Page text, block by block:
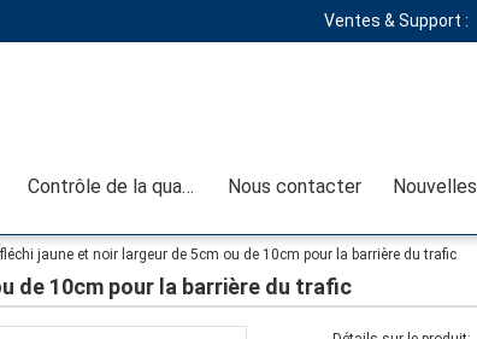
Ventes & Support :
Contrôle de la qualité Nous contacter Nouvelles
jaune et noir largeur de 5cm ou de 10cm pour la barrière du trafic
de 10cm pour la barrière du trafic